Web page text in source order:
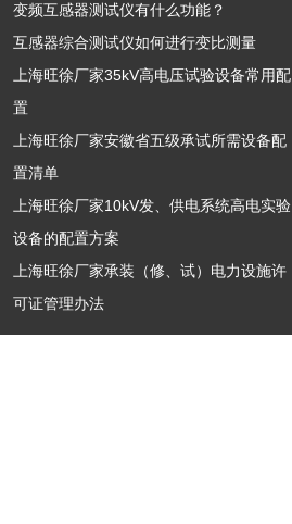
变频互感器测试仪有什么功能？
互感器综合测试仪如何进行变比测量
上海旺徐厂家35kV高电压试验设备常用配
置
上海旺徐厂家安徽省五级承试所需设备配
置清单
上海旺徐厂家10kV发、供电系统高电实验
设备的配置方案
上海旺徐厂家承装（修、试）电力设施许
可证管理办法